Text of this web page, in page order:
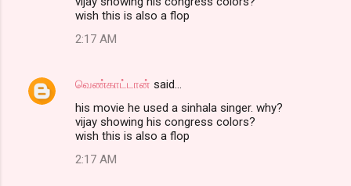
wish this is also a flop
2:17 AM
வெண்காட்டான் said…
his movie he used a sinhala singer. why?
vijay showing his congress colors?
wish this is also a flop
2:17 AM